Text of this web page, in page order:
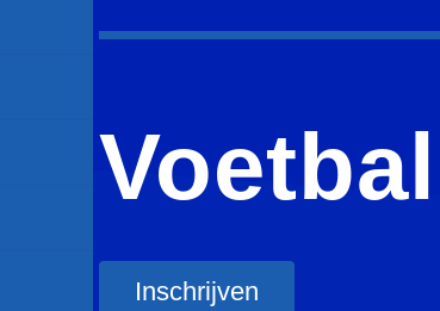
Inschrijven